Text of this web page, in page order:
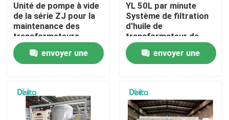
À la maison
Vidéos
Unité de pompe à vide
de la série ZJ pour la
maintenance des
transformateurs
envoyer une
YL 50L par minute
Système de filtration
d'huile de
transformateur de
haute précision de
type mobileenvoyer une